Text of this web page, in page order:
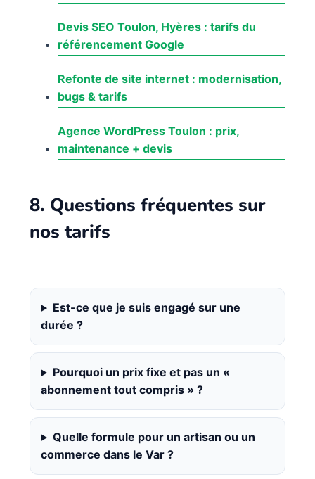
Devis SEO Toulon, Hyères : tarifs du
référencement Google
Refonte de site internet : modernisation,
bugs & tarifs
Agence WordPress Toulon : prix,
maintenance + devis
8. Questions fréquentes sur
nos tarifs
Est-ce que je suis engagé sur une
durée ?
Pourquoi un prix fixe et pas un «
abonnement tout compris » ?
Quelle formule pour un artisan ou un
commerce dans le Var ?